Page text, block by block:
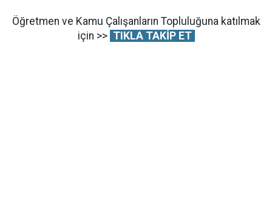
Öğretmen ve Kamu Çalışanların Topluluğuna katılmak
için >> TIKLA TAKİP ET